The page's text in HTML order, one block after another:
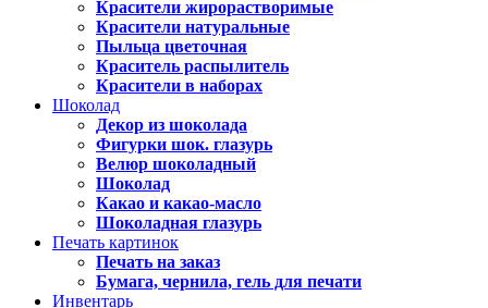
Красители жирорастворимые
Красители натуральные
Пыльца цветочная
Краситель распылитель
Красители в наборах
Шоколад
Декор из шоколада
Фигурки шок. глазурь
Велюр шоколадный
Шоколад
Какао и какао-масло
Шоколадная глазурь
Печать картинок
Печать на заказ
Бумага, чернила, гель для печати
Инвентарь